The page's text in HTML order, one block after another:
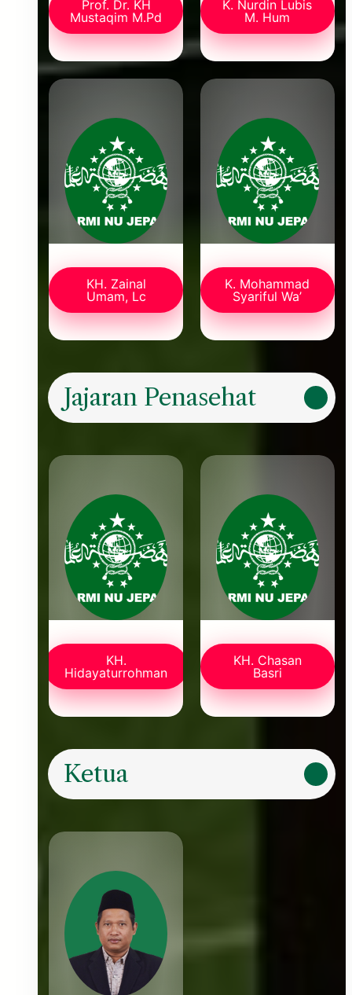
Prof. Dr. KH
Mustaqim M.Pd
K. Nurdin Lubis
M. Hum
KH. Zainal
Umam, Lc
K. Mohammad
Syariful Wa’
Jajaran Penasehat
KH.
Hidayaturrohman
KH. Chasan
Basri
Ketua